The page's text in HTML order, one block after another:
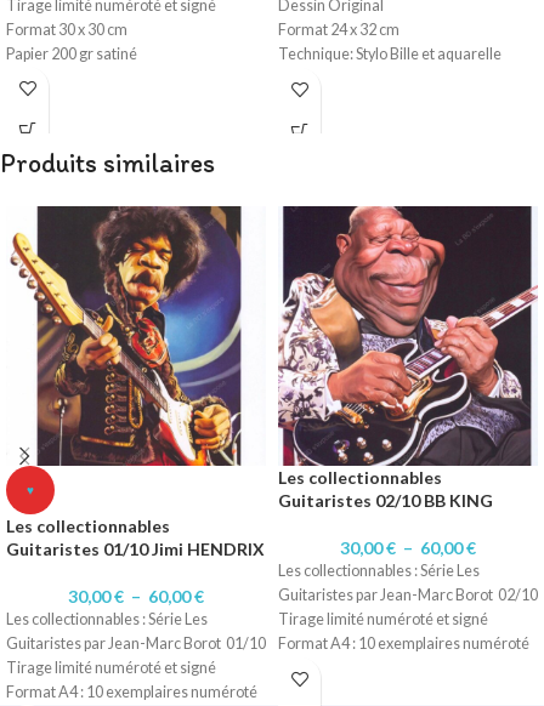
Tirage limité numéroté et signé
Format 30 x 30 cm
Papier 200 gr satiné
Dessin Original
Format 24 x 32 cm
Technique: Stylo Bille et aquarelle
Papier 220 gr
Produits similaires
♥
Les collectionnables
Guitaristes 01/10 Jimi HENDRIX
30,00€ – 60,00€
Les collectionnables : Série Les
Guitaristes par Jean-Marc Borot 01/10
Tirage limité numéroté et signé
Format A4 : 10 exemplaires numéroté
Les collectionnables
Guitaristes 02/10 BB KING
30,00€ – 60,00€
Les collectionnables : Série Les
Guitaristes par Jean-Marc Borot 02/10
Tirage limité numéroté et signé
Format A4 : 10 exemplaires numéroté
1 à 10/10.
Format A3 : 10 exemplaires numérotés